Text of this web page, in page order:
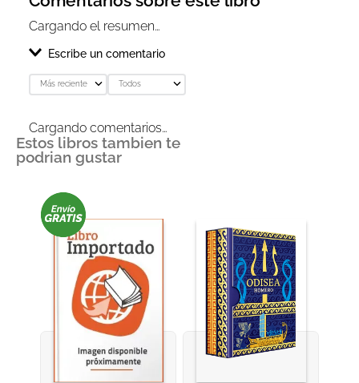
Cargando el resumen…
Escribe un comentario
Agregar comentario
Título
Califica el producto de 1 a 5 estrellas
★★★★★
Tu nombre
Dirección de email
Más reciente Todos
Cargando comentarios…
Estos libros tambien te
podrian gustar